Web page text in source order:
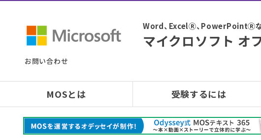
Word、ExcelⓇ、PowerPointⓇ
マイクロソフト オ
お問い合わせ
MOSとは 受験するには